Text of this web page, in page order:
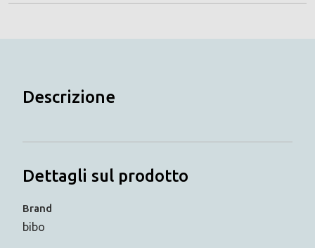
Descrizione
Dettagli sul prodotto
Brand
bibo